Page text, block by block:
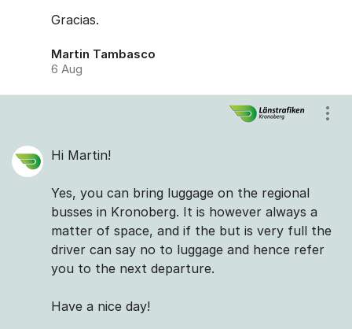
Gracias.
Martin Tambasco
6 Aug
Hi Martin!
Yes, you can bring luggage on the regional
busses in Kronoberg. It is however always a
matter of space, and if the but is very full the
driver can say no to luggage and hence refer
you to the next departure.
Have a nice day!